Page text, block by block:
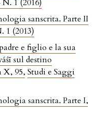
1 (2016)
sanscrita. Parte II
1 (2013)
e figlio e la sua
sul destino
X, 95, Studi e Saggi
sanscrita. Parte I,